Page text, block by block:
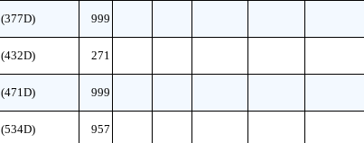
999
271
999
957